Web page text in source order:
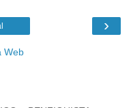
›
Web